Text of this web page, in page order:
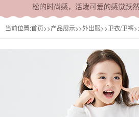
松的时尚感，活泼可爱的感觉跃
当前位置:首页>>产品展示>>外出服>>卫衣/卫裤